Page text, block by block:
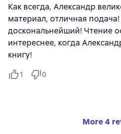
Как всегда, Александр
материал, отличная
доскональнейший! Чтение
интереснее, когда
книгу!
1 0
More 4